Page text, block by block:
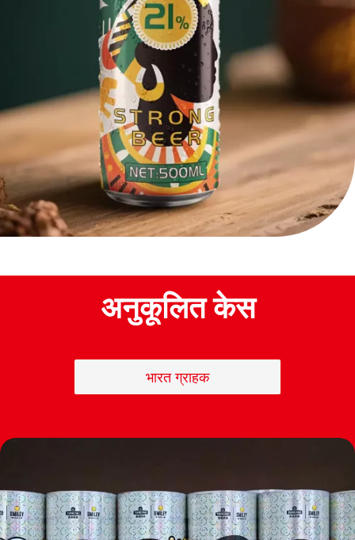
अनुकूलित केस
भारत ग्राहक